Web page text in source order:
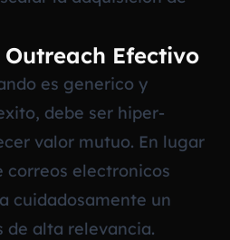
Efectivo
es generico y
debe ser hiper-
valor mutuo. En lugar
correos electronicos
cuidadosamente un
de alta relevancia.